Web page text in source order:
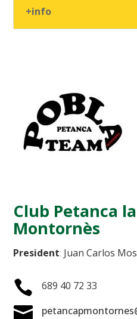
+info
Club Petanca
Montornès
President: Juan Carlos
 689 40 72 33
